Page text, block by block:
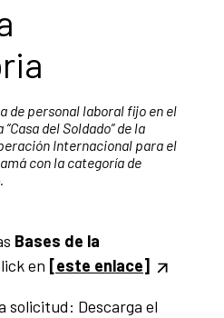
de personal laboral fijo en el
del Soldado” de la
Internacional para el
con la categoría de
.
Bases de la
en [este enlace]
solicitud: Descarga el